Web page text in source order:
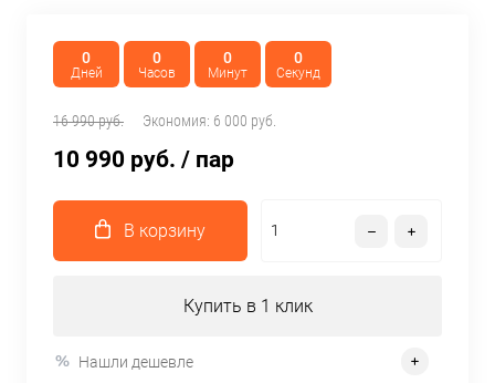
0
Дней
0
Часов
0
Минут
0
Секунд
16 990 руб. Экономия: 6 000 руб.
10 990 руб. / пар
В корзину
Купить в 1 клик
Нашли дешевле